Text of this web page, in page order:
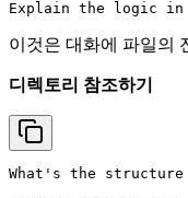
이것은 대화에 파일의
디렉토리 참조하기